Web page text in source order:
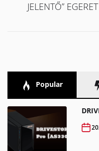
JELENTŐ” EGERET
Popular